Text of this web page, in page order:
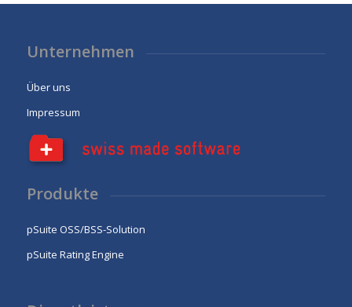
Unternehmen
Über uns
Impressum
Produkte
pSuite OSS/BSS-Solution
pSuite Rating Engine